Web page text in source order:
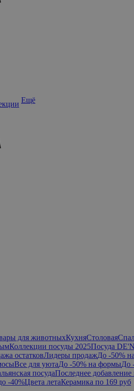
Ещё
для животныхКухняСтоловая
Коллекции посуды 2025Посуда
остатковЛидеры продажДо -50%
Все для уютаДо -50% на формыДо
посудаПоследнее добавление
-40%Цвета летаКерамика по 169 руб